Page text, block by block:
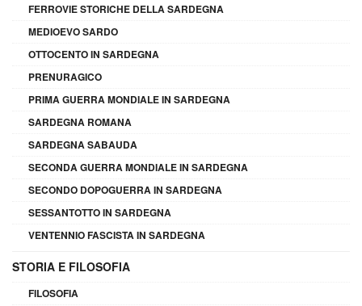
FERROVIE STORICHE DELLA SARDEGNA
MEDIOEVO SARDO
OTTOCENTO IN SARDEGNA
PRENURAGICO
PRIMA GUERRA MONDIALE IN SARDEGNA
SARDEGNA ROMANA
SARDEGNA SABAUDA
SECONDA GUERRA MONDIALE IN SARDEGNA
SECONDO DOPOGUERRA IN SARDEGNA
SESSANTOTTO IN SARDEGNA
VENTENNIO FASCISTA IN SARDEGNA
STORIA E FILOSOFIA
FILOSOFIA